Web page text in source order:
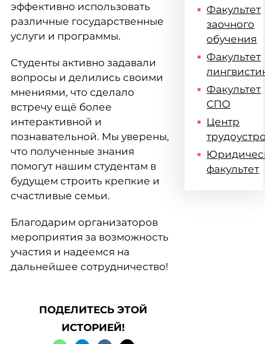
эффективно использовать
различные государственные
услуги и программы.
Студенты активно задавали
вопросы и делились своими
мнениями, что сделало
встречу ещё более
интерактивной и
познавательной. Мы уверены,
что полученные знания
помогут нашим студентам в
будущем строить крепкие и
счастливые семьи.
Благодарим организаторов
мероприятия за возможность
участия и надеемся на
дальнейшее сотрудничество!
ПОДЕЛИТЕСЬ ЭТОЙ
ИСТОРИЕЙ!
Факультет
заочного
обучения
Факультет
Факультет
СПО
Центр
факультет